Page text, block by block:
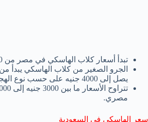
تبدأ أسعار كلاب الهاسكي في مصر من 6000 جنيه.
يصل إلى 4000 جنيه على حسب نوع الهجين.
مصري.
سعر الهاسكي في السعودية